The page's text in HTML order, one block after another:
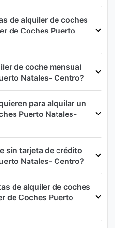
de alquiler de coches
de Coches Puerto
de coche mensual
Natales- Centro?
para alquilar un
Puerto Natales-
sin tarjeta de crédito
Natales- Centro?
de alquiler de coches
de Coches Puerto